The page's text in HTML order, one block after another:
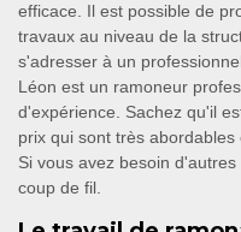
efficace. Il est possible de
travaux au niveau de la
s'adresser à un
Léon est un ramoneur
d'expérience. Sachez qu'il
prix qui sont très
Si vous avez besoin
coup de fil.